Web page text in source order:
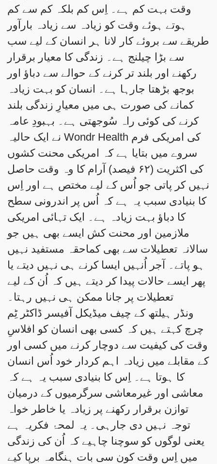
وقت بہت کم ہے۔ اِس کم بلکہ کم سے کم
ہوتے ہوئے وقت کو زیادہ سے زیادہ بارآور
طریقے سے بروئے کار لانا ہر انسان کے لیے سب
سے بڑا چیلنج ہے۔ زندگی کا معیار برقرار
رکھنے اور بلند تر کرنے کے حوالے سے دباؤ اور
بوجھ بڑھتا جارہا ہے۔ انسان کو بہت زیادہ
کمانے کی صورت ہی میں معیارِ زندگی بلند
کرنے کی کوئی راہ سُوجھتی ہے۔ بہبودِ عامہ
کی امریکی فرم Wondr Health نے ایک حالیہ
سروے میں بتایا ہے کہ امریکی محنت کشوں
کی اکثریت (۶۲ فیصد) آرام کا وہ وقت حاصل
نہیں کر پاتی جو اُس کے لیے مختص ہے اور اِس
کا بنیادی سبب یہ ہے کہ اُس پر اندرونی سطح
کا دباؤ بہت زیادہ ہے۔ ایک تہائی امریکی
ملازمین اور محنت کش ایسے بھی ہیں جو
سالانہ تعطیلات سے بھی کماحقہ مستفید نہیں
ہو پاتے۔ آجر اُنہیں ایسا کرنے ہی نہیں دیتے یا
پھر ایسے حالات پیدا کر دیتے ہیں کہ اُن کے لیے
تعطیلات پر جانا ممکن ہی نہیں رہتا۔
ونڈر ہیلتھ کے چیف میڈیکل آفیسر ڈاکٹر ٹِم
چرچ کہتے ہیں کہ کسی بھی انسان کو افلاسِ
وقت کی کیفیت سے دوچار کرنے میں کسی اور
کے مقابلے میں زیادہ اہم کردار خود اُس انسان
کا ہوتا ہے۔ اِس کا بنیادی سبب یہ ہے کہ
معاشی اور غیرمعاشی سرگرمیوں کے درمیان
توازن برقرار رکھنے پر زیادہ یا خاطر خواہ
توجہ نہیں دی جارہی۔ یہ لمحۂ فکریہ ہے
یعنی لوگوں کو سوچنا چاہیے کہ اُن کی زندگی
میں اِس وقت کون سی بات ہنگامہ برپا کیے